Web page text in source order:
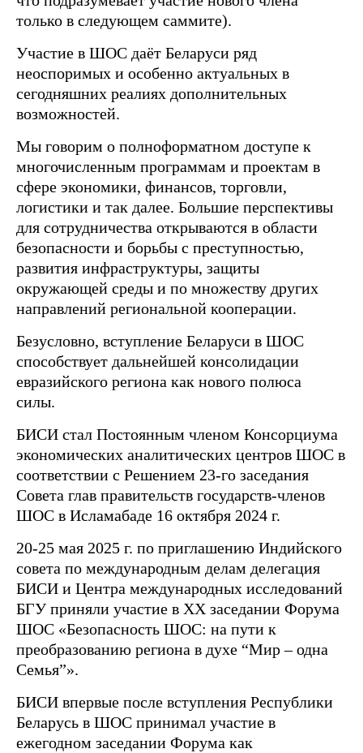
только в следующем саммите).
Участие в ШОС даёт Беларуси ряд
неоспоримых и особенно актуальных в
сегодняшних реалиях дополнительных
возможностей.
Мы говорим о полноформатном доступе к
многочисленным программам и проектам в
сфере экономики, финансов, торговли,
логистики и так далее. Большие перспективы
для сотрудничества открываются в области
безопасности и борьбы с преступностью,
развития инфраструктуры, защиты
окружающей среды и по множеству других
направлений региональной кооперации.
Безусловно, вступление Беларуси в ШОС
способствует дальнейшей консолидации
евразийского региона как нового полюса
силы.
БИСИ стал Постоянным членом Консорциума
экономических аналитических центров ШОС в
соответствии с Решением 23-го заседания
Совета глав правительств государств-членов
ШОС в Исламабаде 16 октября 2024 г.
20-25 мая 2025 г. по приглашению Индийского
совета по международным делам делегация
БИСИ и Центра международных исследований
БГУ приняли участие в XX заседании Форума
ШОС «Безопасность ШОС: на пути к
преобразованию региона в духе “Мир – одна
Семья”».
БИСИ впервые после вступления Республики
Беларусь в ШОС принимал участие в
ежегодном заседании Форума как